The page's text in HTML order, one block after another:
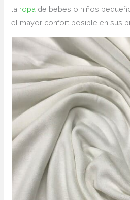
la ropa de bebes o niños
el mayor confort posible en sus